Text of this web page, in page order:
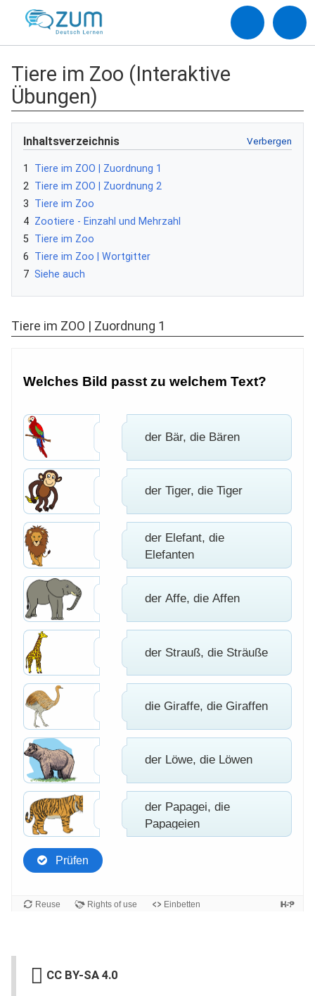
Tiere im Zoo (Interaktive
Übungen)
Inhaltsverzeichnis
1
Tiere im ZOO | Zuordnung 1
2
Tiere im ZOO | Zuordnung 2
3
Tiere im Zoo
4 Zootiere - Einzahl und Mehrzahl
5
Tiere im Zoo
6
Tiere im Zoo | Wortgitter
7 Siehe auch
Tiere im ZOO | Zuordnung 1
CC BY-SA 4.0